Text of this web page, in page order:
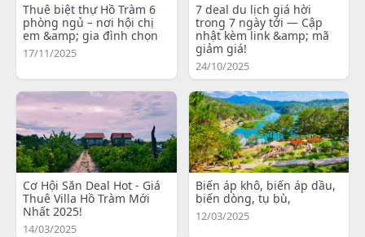
Thuê biệt thự Hồ Tràm 6
phòng ngủ – nơi hội chị
em &amp; gia đình chọn
17/11/2025
7 deal du lịch giá hời
trong 7 ngày tới — Cập
nhật kèm link &amp; mã
giảm giá!
24/10/2025
Cơ Hội Săn Deal Hot - Giá
Thuê Villa Hồ Tràm Mới
Nhất 2025!
14/03/2025
Biến áp khô, biến áp dầu,
biến dòng, tụ bù,
12/03/2025